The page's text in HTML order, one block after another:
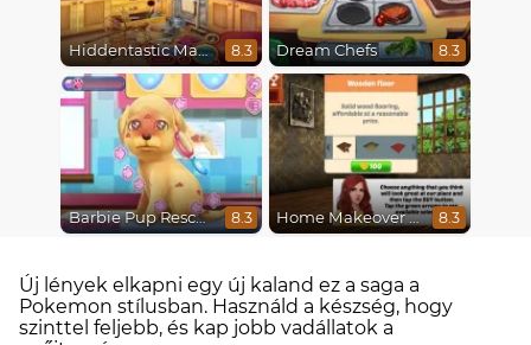
Hiddentastic Mansion 8.3 Dream Chefs 8.3
Barbie Pup Rescue 8.3 Home Makeover Hidden Object 8.3
Új lények elkapni egy új kaland ez a saga a
Pokemon stílusban. Használd a készség, hogy
szinttel feljebb, és kap jobb vadállatok a